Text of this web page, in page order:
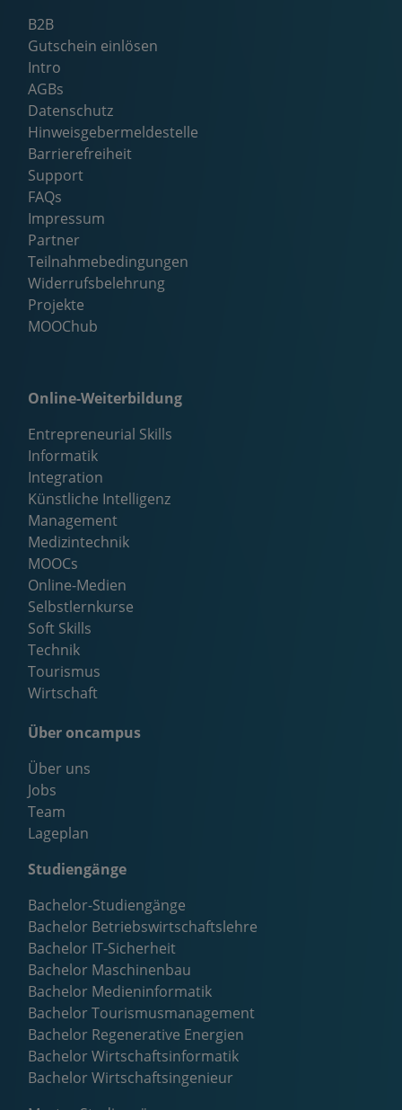
B2B
Gutschein einlösen
Intro
AGBs
Datenschutz
Hinweisgebermeldestelle
Barrierefreiheit
Support
FAQs
Impressum
Partner
Teilnahmebedingungen
Widerrufsbelehrung
Projekte
MOOChub
Online-Weiterbildung
Entrepreneurial Skills
Informatik
Integration
Künstliche Intelligenz
Management
Medizintechnik
MOOCs
Online-Medien
Selbstlernkurse
Soft Skills
Technik
Tourismus
Wirtschaft
Über oncampus
Über uns
Jobs
Team
Lageplan
Studiengänge
Bachelor-Studiengänge
Bachelor Betriebswirtschaftslehre
Bachelor IT-Sicherheit
Bachelor Maschinenbau
Bachelor Medieninformatik
Bachelor Tourismusmanagement
Bachelor Regenerative Energien
Bachelor Wirtschaftsinformatik
Bachelor Wirtschaftsingenieur